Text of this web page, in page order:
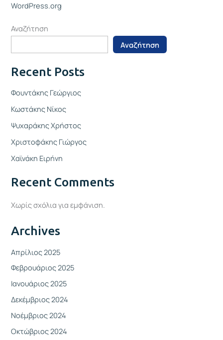
WordPress.org
Αναζήτηση
Αναζήτηση
Recent Posts
Φουντάκης Γεώργιος
Κωστάκης Νίκος
Ψυχαράκης Χρήστος
Χριστοφάκης Γιώργος
Χαϊνάκη Ειρήνη
Recent Comments
Χωρίς σχόλια για εμφάνιση.
Archives
Απρίλιος 2025
Φεβρουάριος 2025
Ιανουάριος 2025
Δεκέμβριος 2024
Νοέμβριος 2024
Οκτώβριος 2024